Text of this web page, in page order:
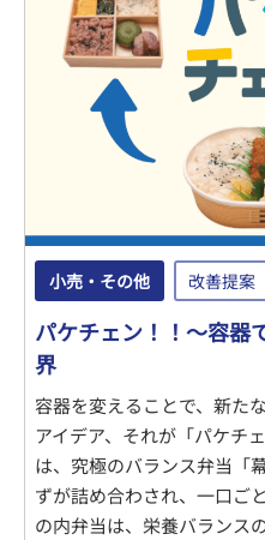
小売・その他 改善提案
パケチェン！！～容器
界
容器を変えることで、新た
アイデア、それが「パケチ
は、究極のバランス弁当「
ずが詰め合わされ、一口ご
の内弁当は、栄養バランス